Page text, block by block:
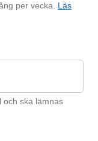
per vecka. Läs
och ska lämnas